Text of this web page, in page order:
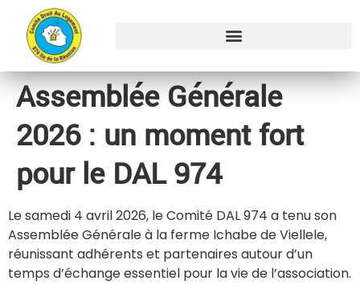
Assemblée Générale
2026 : un moment fort
pour le DAL 974
Le samedi 4 avril 2026, le Comité DAL 974 a tenu son
Assemblée Générale à la ferme Ichabe de Viellele,
réunissant adhérents et partenaires autour d’un
temps d’échange essentiel pour la vie de l’association.